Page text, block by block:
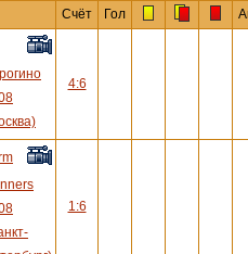
Счёт Гол
4:6
1:6